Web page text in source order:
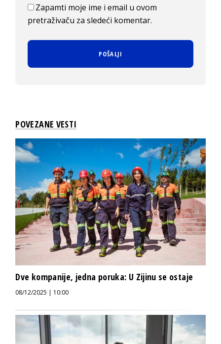
Zapamti moje ime i email u ovom
pretraživaču za sledeći komentar.
POVEZANE VESTI
Dve kompanije, jedna poruka: U Zijinu se ostaje
08/12/2025 | 10:00